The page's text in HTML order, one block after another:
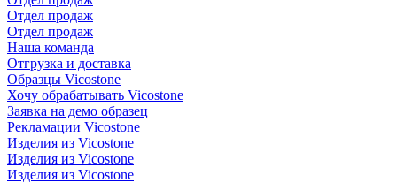
Отдел продаж
Отдел продаж
Наша команда
Отгрузка и доставка
Образцы Vicostone
Хочу обрабатывать Vicostone
Заявка на демо образец
Рекламации Vicostone
Изделия из Vicostone
Изделия из Vicostone
Изделия из Vicostone